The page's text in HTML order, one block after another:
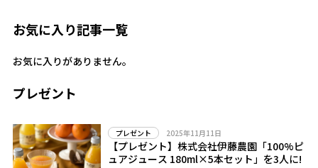
お気に入り記事一覧
お気に入りがありません。
プレゼント
プレゼント 2025年11月11日
【プレゼント】株式会社伊藤農園「100%ピ
ュアジュース 180ml×5本セット」を3人に!